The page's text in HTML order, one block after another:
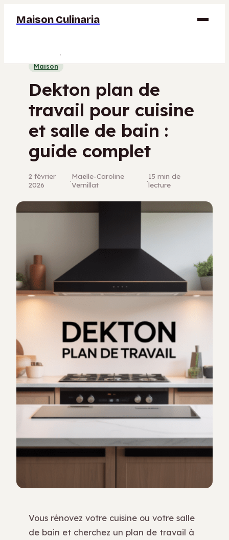
Maison Culinaria
Gastronomie
Bricolage
Maison
Dekton plan de
travail pour cuisine
et salle de bain :
guide complet
2 février
2026
·Maëlle-Caroline
Vernillat
·15 min de
lecture
Vous rénovez votre cuisine ou votre salle
de bain et cherchez un plan de travail à